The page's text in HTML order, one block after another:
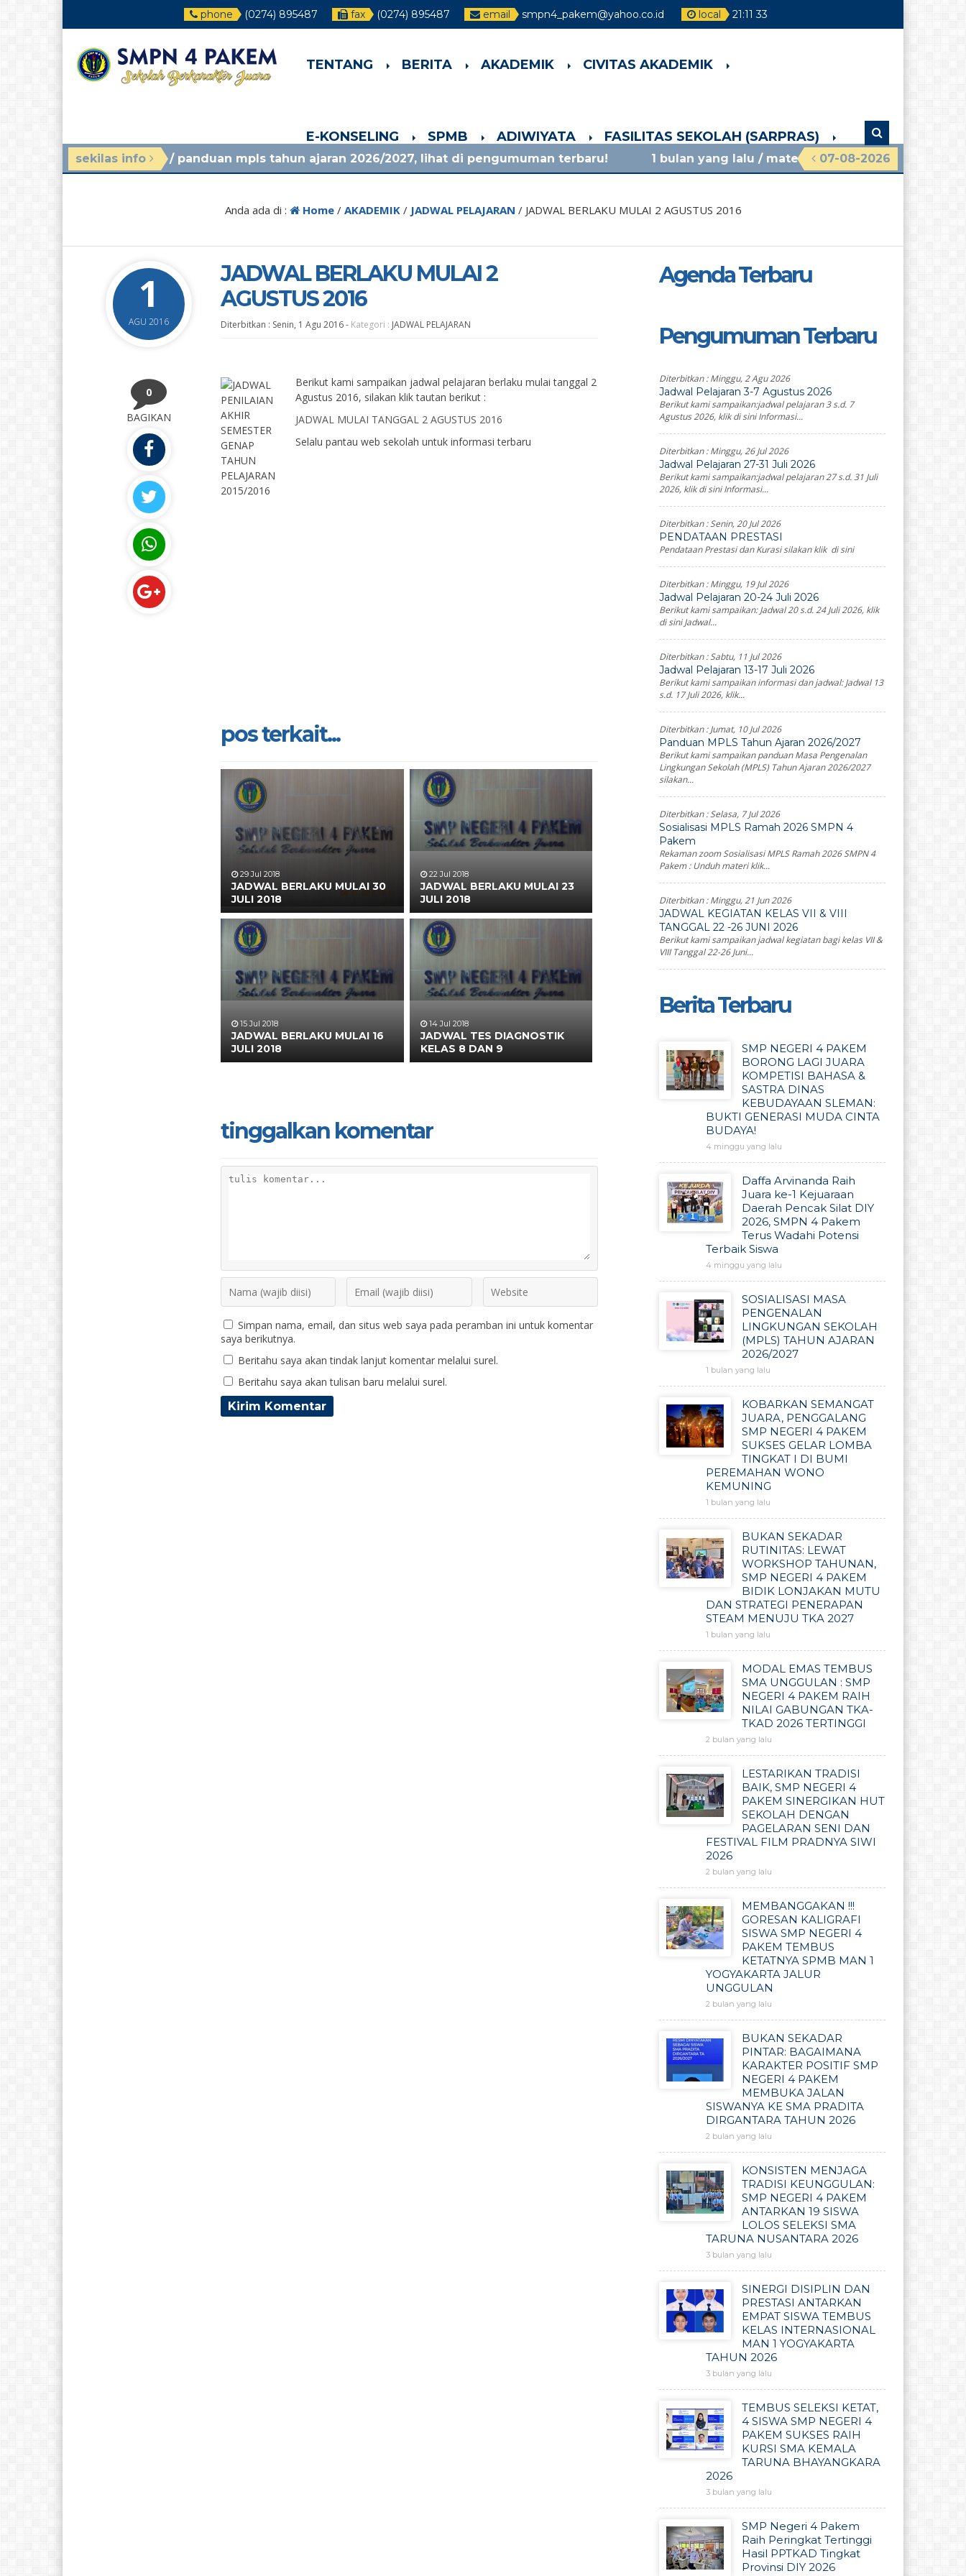
phone (0274) 895487 fax (0274) 895487 email smpn4_pakem@yahoo.co.id local 21:11 34
TENTANG BERITA AKADEMIK CIVITAS AKADEMIK
E-KONSELING SPMB ADIWIYATA FASILITAS SEKOLAH (SARPRAS)
sekilas info 07-08-2026
yang lalu/ panduan mpls tahun ajaran 2026/2027, lihat di pengumuman terbaru! 1 bulan yang lalu/ materi sosialisasi mpls ramah 2026 smpn 4
Anda ada di : Home/ AKADEMIK/ JADWAL PELAJARAN / JADWAL BERLAKU MULAI 2 AGUSTUS 2016
1
AGU 2016
JADWAL BERLAKU MULAI 2
AGUSTUS 2016
Diterbitkan : Senin, 1 Agu 2016- Kategori : JADWAL PELAJARAN
0
BAGIKAN
Berikut kami sampaikan jadwal pelajaran berlaku mulai tanggal 2
Agustus 2016, silakan klik tautan berikut :
JADWAL MULAI TANGGAL 2 AGUSTUS 2016
Selalu pantau web sekolah untuk informasi terbaru
pos terkait...
29 Jul 2018
JADWAL BERLAKU MULAI 30
JULI 2018
22 Jul 2018
JADWAL BERLAKU MULAI 23
JULI 2018
15 Jul 2018
JADWAL BERLAKU MULAI 16
JULI 2018
14 Jul 2018
JADWAL TES DIAGNOSTIK
KELAS 8 DAN 9
tinggalkan komentar
Simpan nama, email, dan situs web saya pada peramban ini untuk komentar
saya berikutnya.
Beritahu saya akan tindak lanjut komentar melalui surel.
Beritahu saya akan tulisan baru melalui surel.
Agenda Terbaru
Pengumuman Terbaru
Diterbitkan :Minggu, 2 Agu 2026
Jadwal Pelajaran 3-7 Agustus 2026
Berikut kami sampaikan:jadwal pelajaran 3 s.d. 7
Agustus 2026, klik di sini Informasi...
Diterbitkan :Minggu, 26 Jul 2026
Jadwal Pelajaran 27-31 Juli 2026
Berikut kami sampaikan:jadwal pelajaran 27 s.d. 31 Juli
2026, klik di sini Informasi...
Diterbitkan :Senin, 20 Jul 2026
PENDATAAN PRESTASI
Pendataan Prestasi dan Kurasi silakan klik di sini
Diterbitkan :Minggu, 19 Jul 2026
Jadwal Pelajaran 20-24 Juli 2026
Berikut kami sampaikan: Jadwal 20 s.d. 24 Juli 2026, klik
di sini Jadwal...
Diterbitkan :Sabtu, 11 Jul 2026
Jadwal Pelajaran 13-17 Juli 2026
Berikut kami sampaikan informasi dan jadwal: Jadwal 13
s.d. 17 Juli 2026, klik...
Diterbitkan :Jumat, 10 Jul 2026
Panduan MPLS Tahun Ajaran 2026/2027
Berikut kami sampaikan panduan Masa Pengenalan
Lingkungan Sekolah (MPLS) Tahun Ajaran 2026/2027
silakan...
Diterbitkan :Selasa, 7 Jul 2026
Sosialisasi MPLS Ramah 2026 SMPN 4
Pakem
Rekaman zoom Sosialisasi MPLS Ramah 2026 SMPN 4
Pakem : Unduh materi klik...
Diterbitkan :Minggu, 21 Jun 2026
JADWAL KEGIATAN KELAS VII & VIII
TANGGAL 22 -26 JUNI 2026
Berikut kami sampaikan jadwal kegiatan bagi kelas VII &
VIII Tanggal 22-26 Juni...
Berita Terbaru
SMP NEGERI 4 PAKEM
BORONG LAGI JUARA
KOMPETISI BAHASA &
SASTRA DINAS
KEBUDAYAAN SLEMAN:
BUKTI GENERASI MUDA CINTA
BUDAYA!
4 minggu yang lalu
Daffa Arvinanda Raih
Juara ke-1 Kejuaraan
Daerah Pencak Silat DIY
2026, SMPN 4 Pakem
Terus Wadahi Potensi
Terbaik Siswa
4 minggu yang lalu
SOSIALISASI MASA
PENGENALAN
LINGKUNGAN SEKOLAH
(MPLS) TAHUN AJARAN
2026/2027
1 bulan yang lalu
KOBARKAN SEMANGAT
JUARA, PENGGALANG
SMP NEGERI 4 PAKEM
SUKSES GELAR LOMBA
TINGKAT I DI BUMI
PEREMAHAN WONO
KEMUNING
1 bulan yang lalu
BUKAN SEKADAR
RUTINITAS: LEWAT
WORKSHOP TAHUNAN,
SMP NEGERI 4 PAKEM
BIDIK LONJAKAN MUTU
DAN STRATEGI PENERAPAN
STEAM MENUJU TKA 2027
1 bulan yang lalu
MODAL EMAS TEMBUS
SMA UNGGULAN : SMP
NEGERI 4 PAKEM RAIH
NILAI GABUNGAN TKA-
TKAD 2026 TERTINGGI
2 bulan yang lalu
LESTARIKAN TRADISI
BAIK, SMP NEGERI 4
PAKEM SINERGIKAN HUT
SEKOLAH DENGAN
PAGELARAN SENI DAN
FESTIVAL FILM PRADNYA SIWI
2026
2 bulan yang lalu
MEMBANGGAKAN !!!
GORESAN KALIGRAFI
SISWA SMP NEGERI 4
PAKEM TEMBUS
KETATNYA SPMB MAN 1
YOGYAKARTA JALUR
UNGGULAN
2 bulan yang lalu
BUKAN SEKADAR
PINTAR: BAGAIMANA
KARAKTER POSITIF SMP
NEGERI 4 PAKEM
MEMBUKA JALAN
SISWANYA KE SMA PRADITA
DIRGANTARA TAHUN 2026
2 bulan yang lalu
KONSISTEN MENJAGA
TRADISI KEUNGGULAN:
SMP NEGERI 4 PAKEM
ANTARKAN 19 SISWA
LOLOS SELEKSI SMA
TARUNA NUSANTARA 2026
3 bulan yang lalu
SINERGI DISIPLIN DAN
PRESTASI ANTARKAN
EMPAT SISWA TEMBUS
KELAS INTERNASIONAL
MAN 1 YOGYAKARTA
TAHUN 2026
3 bulan yang lalu
TEMBUS SELEKSI KETAT,
4 SISWA SMP NEGERI 4
PAKEM SUKSES RAIH
KURSI SMA KEMALA
TARUNA BHAYANGKARA
2026
3 bulan yang lalu
SMP Negeri 4 Pakem
Raih Peringkat Tertinggi
Hasil PPTKAD Tingkat
Provinsi DIY 2026